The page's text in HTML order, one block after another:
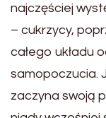
najczęściej
– cukrzycy,
całego układu
samopoczucia.
zaczyna swoją